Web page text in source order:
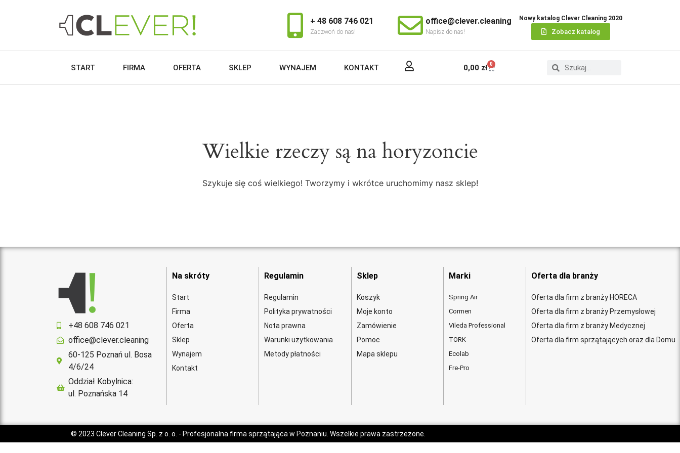
+ 48 608 746 021
Zadzwoń do nas!
office@clever.cleaning
Napisz do nas!
Nowy katalog Clever Cleaning 2020
Zobacz katalog
START FIRMA OFERTA SKLEP WYNAJEM KONTAKT 0,00 zł 0
Wielkie rzeczy są na horyzoncie
Szykuje się coś wielkiego! Tworzymy i wkrótce uruchomimy nasz sklep!
+48 608 746 021
office@clever.cleaning
60-125 Poznań ul. Bosa
4/6/24
Oddział Kobylnica:
ul. Poznańska 14
Na skróty
Start
Firma
Oferta
Sklep
Wynajem
Kontakt
Regulamin
Regulamin
Polityka prywatności
Nota prawna
Warunki użytkowania
Metody płatności
Sklep
Koszyk
Moje konto
Zamówienie
Pomoc
Mapa sklepu
Marki
Spring Air
Cormen
Vileda Professional
TORK
Ecolab
Fre-Pro
Oferta dla branży
Oferta dla firm z branży HORECA
Oferta dla firm z branży Przemysłowej
Oferta dla firm z branży Medycznej
Oferta dla firm sprzątających oraz dla Domu
© 2023 Clever Cleaning Sp. z o. o. - Profesjonalna firma sprzątająca w Poznaniu. Wszelkie prawa zastrzeżone.